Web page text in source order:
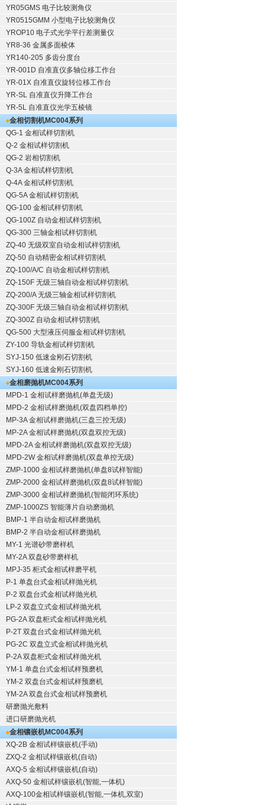
YR05GMS 电子比较测角仪
YR0515GMM 小型电子比较测角仪
YROP10 电子式光学平行差测量仪
YR8-36 金属多面棱体
YR140-205 多齿分度台
YR-001D 自准直仪多轴位移工作台
YR-01X 自准直仪旋转位移工作台
YR-SL 自准直仪升降工作台
YR-5L 自准直仪光学五棱镜
金相切割机MC004系列
QG-1 金相试样切割机
Q-2 金相试样切割机
QG-2 岩相切割机
Q-3A 金相试样切割机
Q-4A 金相试样切割机
QG-5A 金相试样切割机
QG-100 金相试样切割机
QG-100Z 自动金相试样切割机
QG-300 三轴金相试样切割机
ZQ-40 无级双室自动金相试样切割机
ZQ-50 自动精密金相试样切割机
ZQ-100/A/C 自动金相试样切割机
ZQ-150F 无级三轴自动金相试样切割机
ZQ-200/A 无级三轴金相试样切割机
ZQ-300F 无级三轴自动金相试样切割机
ZQ-300Z 自动金相试样切割机
QG-500 大型液压伺服金相试样切割机
ZY-100 导轨金相试样切割机
SYJ-150 低速金刚石切割机
SYJ-160 低速金刚石切割机
金相磨抛机MC004系列
MPD-1 金相试样磨抛机(单盘无级)
MPD-2 金相试样磨抛机(双盘四档单控)
MP-3A 金相试样磨抛机(三盘三控无级)
MP-2A 金相试样磨抛机(双盘双控无级)
MPD-2A 金相试样磨抛机(双盘双控无级)
MPD-2W 金相试样磨抛机(双盘单控无级)
ZMP-1000 金相试样磨抛机(单盘8试样智能)
ZMP-2000 金相试样磨抛机(双盘8试样智能)
ZMP-3000 金相试样磨抛机(智能闭环系统)
ZMP-1000ZS 智能薄片自动磨抛机
BMP-1 半自动金相试样磨抛机
BMP-2 半自动金相试样磨抛机
MY-1 光谱砂带磨样机
MY-2A 双盘砂带磨样机
MPJ-35 柜式金相试样磨平机
P-1 单盘台式金相试样抛光机
P-2 双盘台式金相试样抛光机
LP-2 双盘立式金相试样抛光机
PG-2A 双盘柜式金相试样抛光机
P-2T 双盘台式金相试样抛光机
PG-2C 双盘立式金相试样抛光机
P-2A 双盘柜式金相试样抛光机
YM-1 单盘台式金相试样预磨机
YM-2 双盘台式金相试样预磨机
YM-2A 双盘台式金相试样预磨机
研磨抛光敷料
进口研磨抛光机
金相镶嵌机MC004系列
XQ-2B 金相试样镶嵌机(手动)
ZXQ-2 金相试样镶嵌机(自动)
AXQ-5 金相试样镶嵌机(自动)
AXQ-50 金相试样镶嵌机(智能,一体机)
AXQ-100金相试样镶嵌机(智能,一体机,双室)